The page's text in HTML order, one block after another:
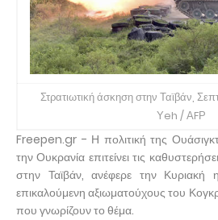
Στρατιωτική άσκηση στην Ταϊβάν,
Υeh / ΑFΡ
Freepen.gr - Η πολιτική της
την Ουκρανία επιτείνει τις
στην Ταϊβάν, ανέφερε την
επικαλούμενη αξιωματούχους του
που γνωρίζουν το θέμα.